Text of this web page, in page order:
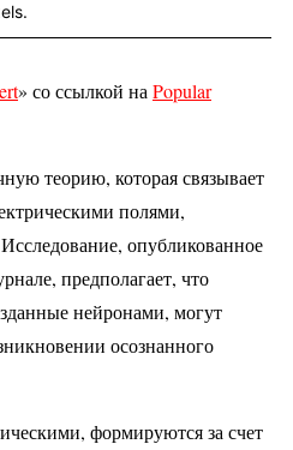
» со ссылкой на Popular
теорию, которая связывает
полями,
опубликованное
предполагает, что
нейронами, могут
осознанного
формируются за счет